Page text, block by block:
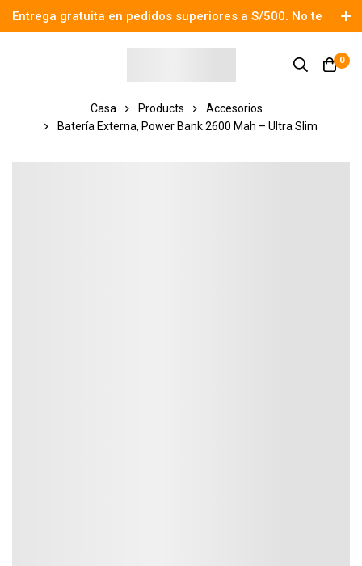
Entrega gratuita en pedidos superiores a S/500. No te
pierdas el descuento.
0
Casa Products
Accesorios
Batería Externa, Power Bank 2600 Mah – Ultra Slim